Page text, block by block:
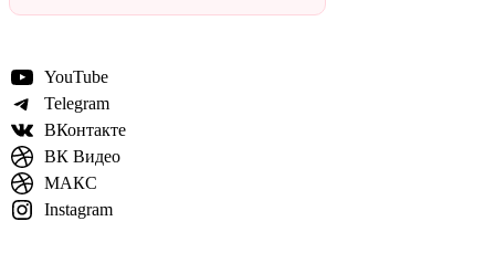
YouTube
Telegram
ВКонтакте
ВК Видео
МАКС
Instagram